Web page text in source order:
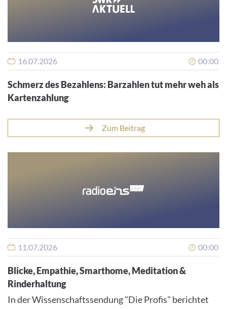
16.07.2026 00:00
Schmerz des Bezahlens: Barzahlen tut mehr weh als
Kartenzahlung
Zum Beitrag
11.07.2026 00:00
Blicke, Empathie, Smarthome, Meditation &
Rinderhaltung
In der Wissenschaftssendung "Die Profis" berichtet